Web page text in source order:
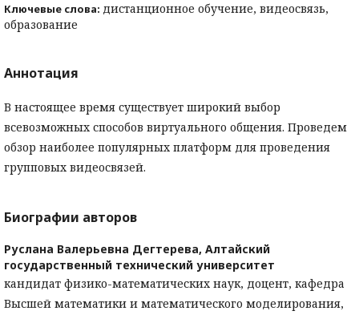
Ключевые слова: дистанционное обучение, видеосвязь,
образование
Аннотация
В настоящее время существует широкий выбор
всевозможных способов виртуального общения. Проведем
обзор наиболее популярных платформ для проведения
групповых видеосвязей.
Биографии авторов
Руслана Валерьевна Дегтерева, Алтайский
государственный технический университет
кандидат физико-математических наук, доцент, кафедра
Высшей математики и математического моделирования,